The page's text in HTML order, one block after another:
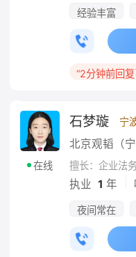
经验丰富
“2分钟前回
在线
石梦璇 宁
擅长：企业法
执业 1 年
夜间常在